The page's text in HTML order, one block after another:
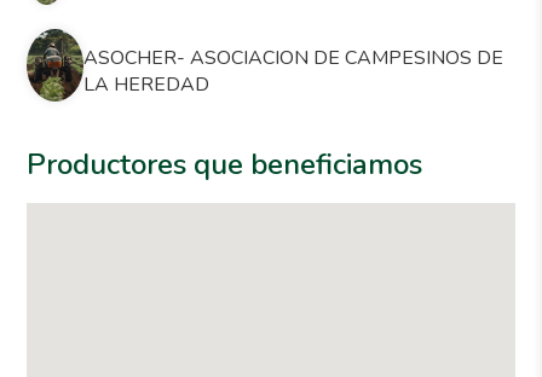
ASOCHER- ASOCIACION DE CAMPESINOS DE
LA HEREDAD
Productores que beneficiamos